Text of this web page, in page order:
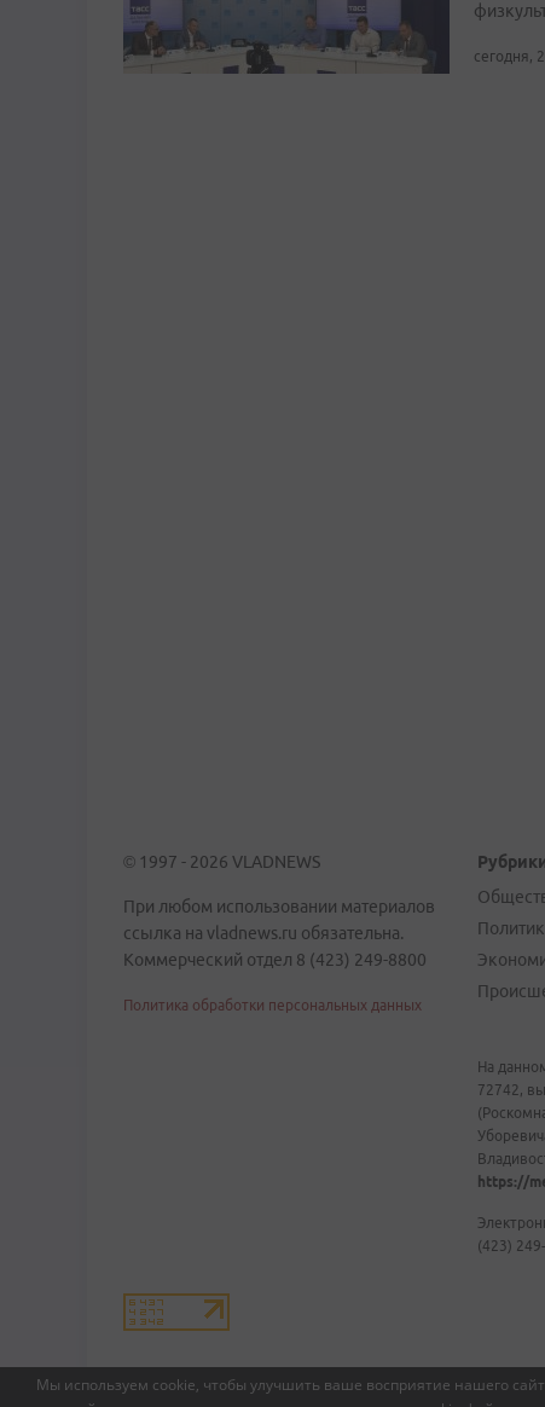
Мы используем cookie, чтобы улучшить ваше восприятие нашего
сегодня,
© 1997 - 2026 VLADNEWS
При любом использовании материалов
ссылка на vladnews.ru обязательна.
Коммерческий отдел 8 (423) 249-8800
Политика обработки персональных данных
На
72742,
https://
(423)